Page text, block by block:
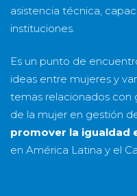
asistencia técnica,
instituciones.
Es un punto de
ideas entre mujeres y
temas relacionados con
de la mujer en gestión
promover la igualdad
en América Latina y el